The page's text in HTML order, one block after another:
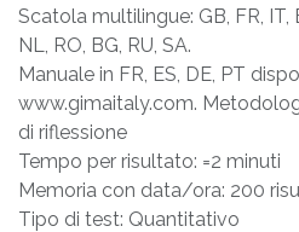
Scatola multilingue: GB, FR, IT,
NL, RO, BG, RU, SA.
Manuale in FR, ES, DE, PT
www.gimaitaly.com.
di riflessione
Tempo per risultato: =2 minuti
Memoria con data/ora: 200
Tipo di test: Quantitativo